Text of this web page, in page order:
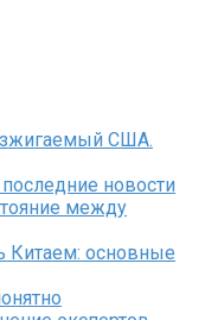
США.
новости
между
Китаем: основные